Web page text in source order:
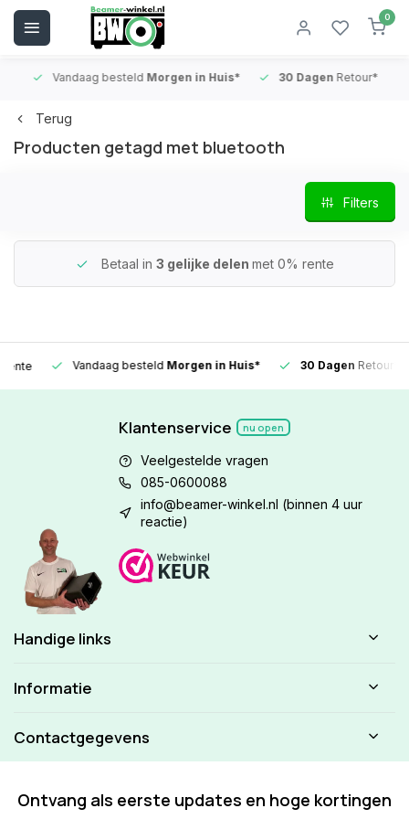
0
Vandaag besteldMorgen in Huis* 30 DagenRetour*
Terug
Producten getagd met bluetooth
Filters
Betaal in 3 gelijke delen met 0% rente
Vandaag besteldMorgen in Huis* 30 DagenRetour*
Klantenservice nu open
Veelgestelde vragen
085-0600088
info@beamer-winkel.nl (binnen 4 uur
reactie)
Handige links
Informatie
Contactgegevens
Ontvang als eerste updates en hoge kortingen